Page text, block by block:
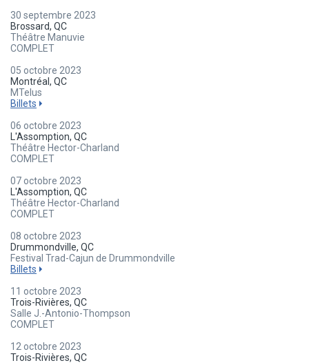
30 septembre 2023
Brossard, QC
Théâtre Manuvie
COMPLET
05 octobre 2023
Montréal, QC
MTelus
Billets
06 octobre 2023
L'Assomption, QC
Théâtre Hector-Charland
COMPLET
07 octobre 2023
L'Assomption, QC
Théâtre Hector-Charland
COMPLET
08 octobre 2023
Drummondville, QC
Festival Trad-Cajun de Drummondville
Billets
11 octobre 2023
Trois-Rivières, QC
Salle J.-Antonio-Thompson
COMPLET
12 octobre 2023
Trois-Rivières, QC